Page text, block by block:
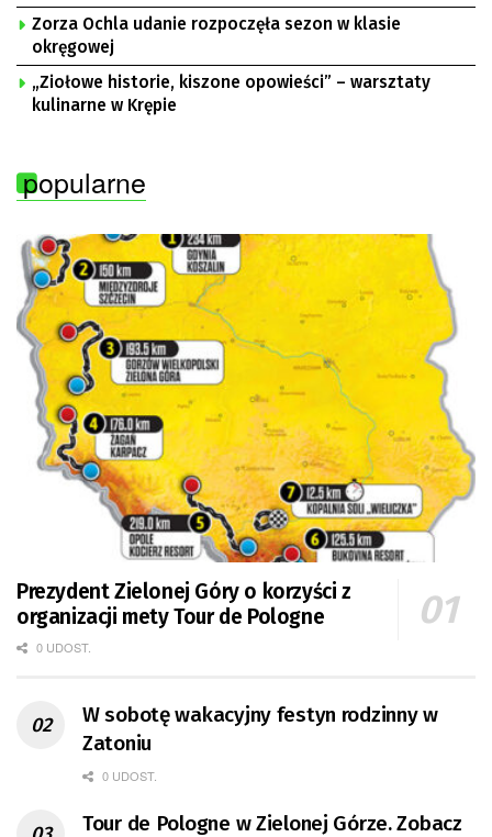
Zorza Ochla udanie rozpoczęła sezon w klasie
okręgowej
„Ziołowe historie, kiszone opowieści” – warsztaty
kulinarne w Krępie
popularne
Prezydent Zielonej Góry o korzyści z
organizacji mety Tour de Pologne
0 UDOST.
W sobotę wakacyjny festyn rodzinny w
Zatoniu
0 UDOST.
Tour de Pologne w Zielonej Górze. Zobacz